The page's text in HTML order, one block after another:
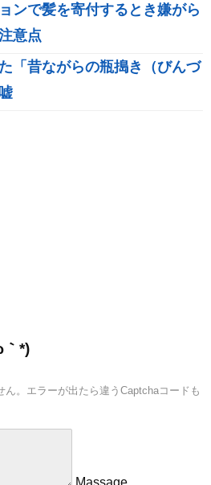
ンで髪を寄付するとき嫌がら
意点
「昔ながらの瓶搗き（びんづ
｀*)
ん。エラーが出たら違うCaptchaコードも